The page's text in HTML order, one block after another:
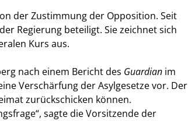
der Zustimmung der Opposition. Seit
Regierung beteiligt. Sie zeichnet sich
Kurs aus.
nach einem Bericht des Guardian im
Verschärfung der Asylgesetze vor. Der
zurückschicken können.
sagte die Vorsitzende der